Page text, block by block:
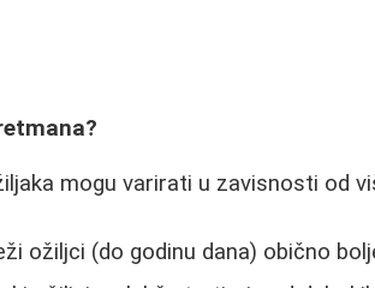
mogu varirati u zavisnosti od
ožiljci (do godinu dana) obično